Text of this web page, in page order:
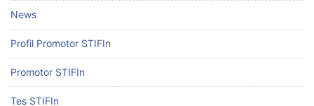
News
Profil Promotor STIFIn
Promotor STIFIn
Tes STIFIn